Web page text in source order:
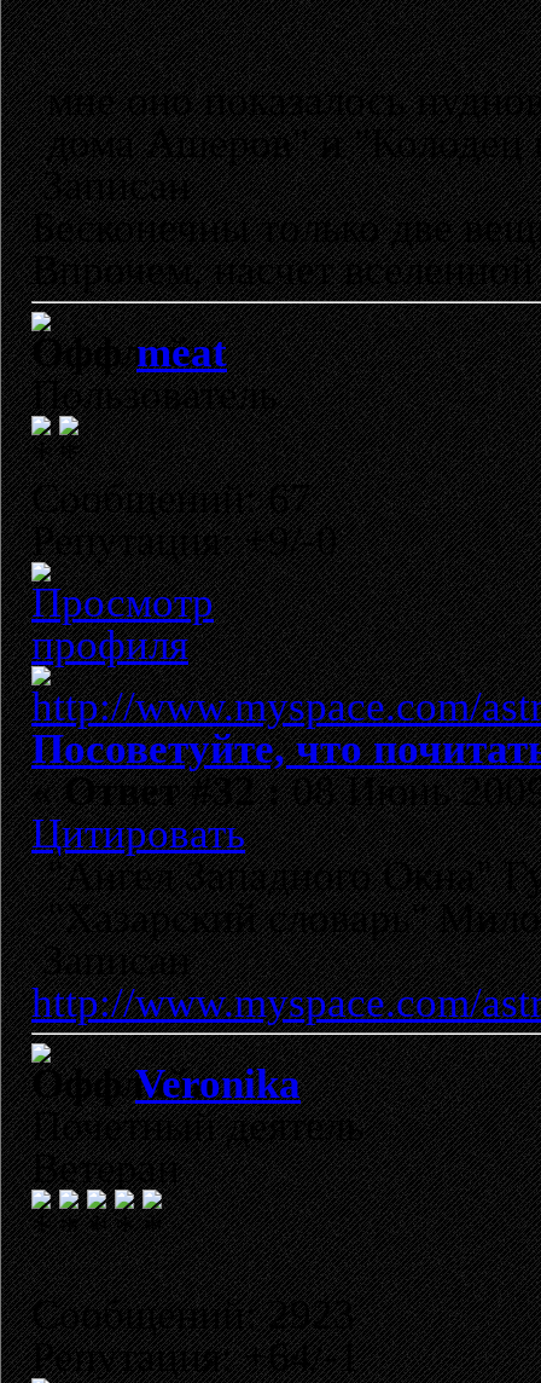
мне оно показалось
дома Ашеров" и "Колодец
Записан
Бесконечны только две
Впрочем, насчет
meat
Пользователь
Сообщений: 67
Репутация: +9/-0
Посоветуйте, что
«Ответ #32 :08 Июнь
Цитировать
"Ангел Западного Окна"
"Хазарский словарь"
Записан
http://www.myspace.com/
Veronika
Почетный деятель
Ветеран
Сообщений: 2923
Репутация: +64/-1